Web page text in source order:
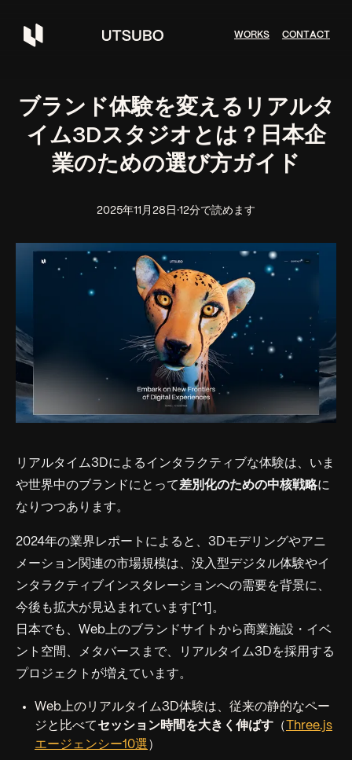
WORKS CONTACT
ブランド体験を変えるリアルタ
イム3Dスタジオとは？日本企
業のための選び方ガイド
2025年11月28日 ·12分で読めます
リアルタイム3Dによるインタラクティブな体験は、いま
や世界中のブランドにとって差別化のための中核戦略に
なりつつあります。
2024年の業界レポートによると、3Dモデリングやアニ
メーション関連の市場規模は、没入型デジタル体験やイ
ンタラクティブインスタレーションへの需要を背景に、
今後も拡大が見込まれています[^1]。
日本でも、Web上のブランドサイトから商業施設・イベ
ント空間、メタバースまで、リアルタイム3Dを採用する
プロジェクトが増えています。
Web上のリアルタイム3D体験は、従来の静的なペー
ジと比べて セッション時間を大きく伸ばす （
Three.js
エージェンシー10選 ）